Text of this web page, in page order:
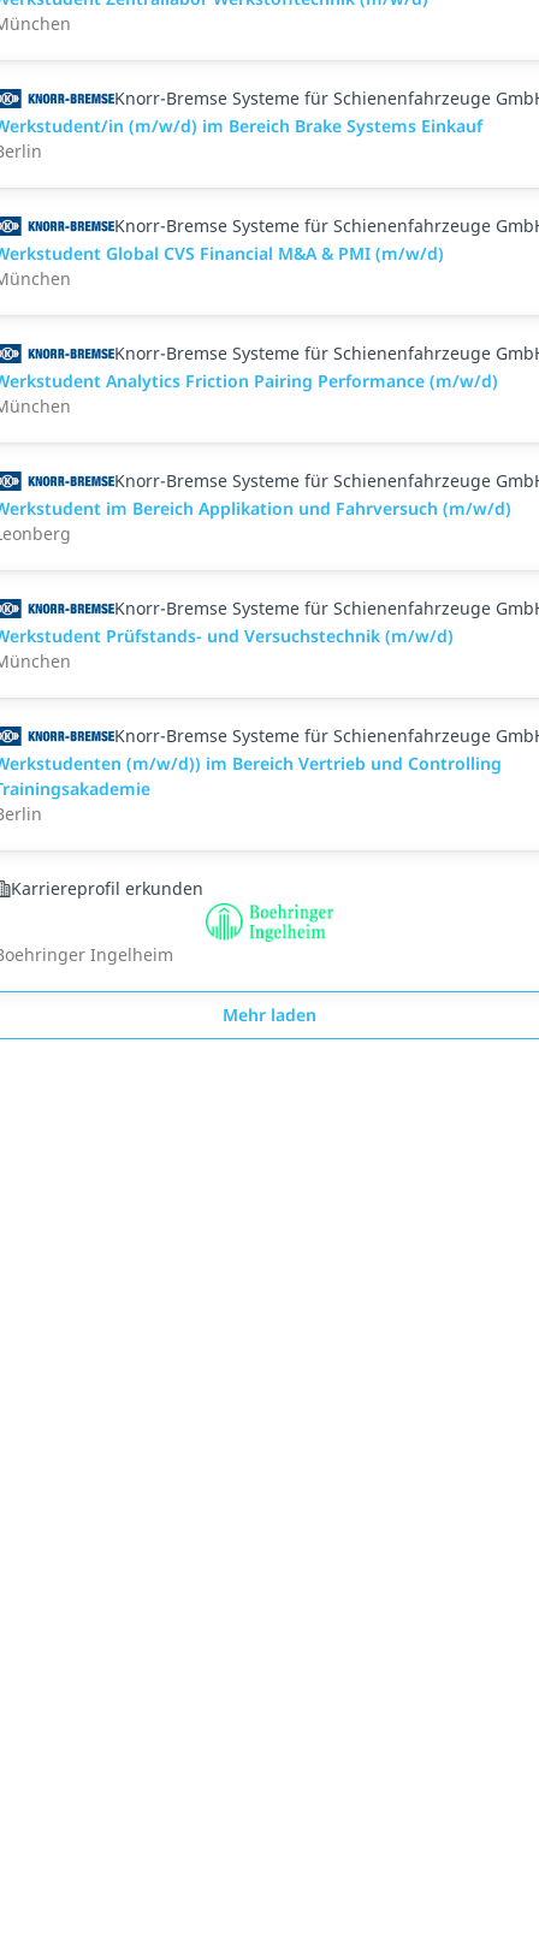
Knorr-Bremse Systeme für Schienenfahrzeuge
in (m/w/d) im Bereich Brake Systems Einkauf
Knorr-Bremse Systeme für Schienenfahrzeuge
Global CVS Financial M&A & PMI (m/w/d)
Knorr-Bremse Systeme für Schienenfahrzeuge
Analytics Friction Pairing Performance (m/w/d)
Knorr-Bremse Systeme für Schienenfahrzeuge
im Bereich Applikation und Fahrversuch (m/w/d)
Knorr-Bremse Systeme für Schienenfahrzeuge
Prüfstands- und Versuchstechnik (m/w/d)
Knorr-Bremse Systeme für Schienenfahrzeuge
(m/w/d)) im Bereich Vertrieb und Controlling
Karriereprofil erkunden
Ingelheim
Mehr laden